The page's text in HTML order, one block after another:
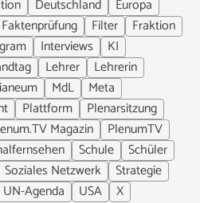
Deutschland
Europa
Faktenprüfung Filter
Fraktion
Interviews
KI
Lehrer
Lehrerin
MdL
Meta
Plattform
Plenarsitzung
Magazin
PlenumTV
Schule
Schüler
Soziales Netzwerk
Strategie
UN-Agenda USA X